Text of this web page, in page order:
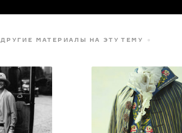
ДРУГИЕ МАТЕРИАЛЫ НА ЭТУ ТЕМУ